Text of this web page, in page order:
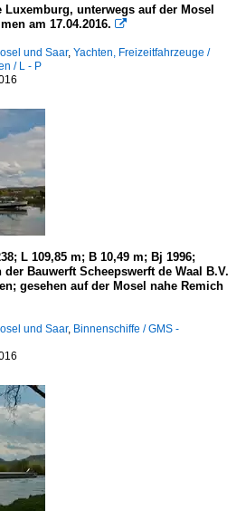
Luxemburg, unterwegs auf der Mosel
am 17.04.2016. 
und Saar, Yachten, Freizeitfahrzeuge /
/ L - P
L 109,85 m; B 10,49 m; Bj 1996;
der Bauwerft Scheepswerft de Waal B.V.
gesehen auf der Mosel nahe Remich
und Saar, Binnenschiffe / GMS -